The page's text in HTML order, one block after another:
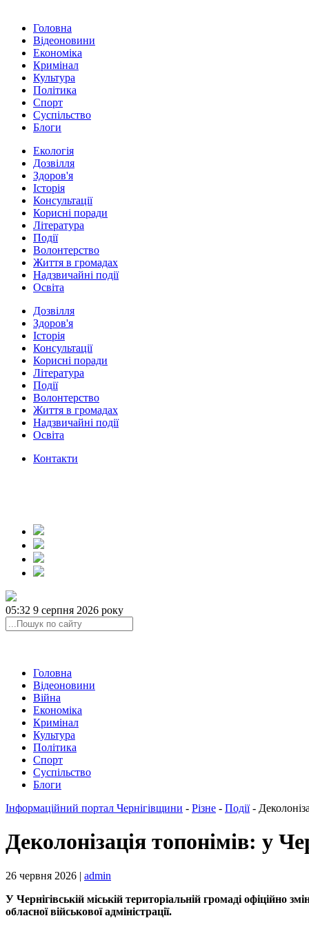
Головна
Відеоновини
Економіка
Кримінал
Культура
Політика
Спорт
Суспільство
Блоги
Екологія
Дозвілля
Здоров'я
Історія
Консультації
Корисні поради
Література
Події
Волонтерство
Життя в громадах
Надзвичайні події
Освіта
Дозвілля
Здоров'я
Історія
Консультації
Корисні поради
Література
Події
Волонтерство
Життя в громадах
Надзвичайні події
Освіта
Контакти
05:32 9 серпня 2026 року
Головна
Відеоновини
Війна
Економіка
Кримінал
Культура
Політика
Спорт
Суспільство
Блоги
Інформаційний портал Чернігівщини - Різне - Події-
Деколонізація топонімів: у
26 червня 2026 | admin
У Чернігівській міській територіальній громаді офіційно
обласної військової адміністрації.